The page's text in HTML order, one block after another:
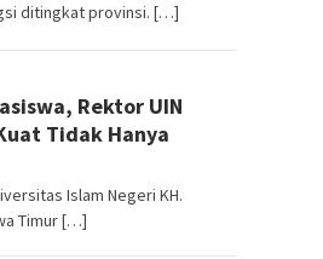
ditingkat provinsi. […]
Rektor UIN
Tidak Hanya
Islam Negeri KH.
Timur […]